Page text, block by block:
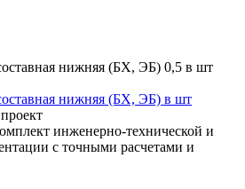
нижняя (БХ, ЭБ) 0,5 в шт
нижняя (БХ, ЭБ) в шт
инженерно-технической и
с точными расчетами и